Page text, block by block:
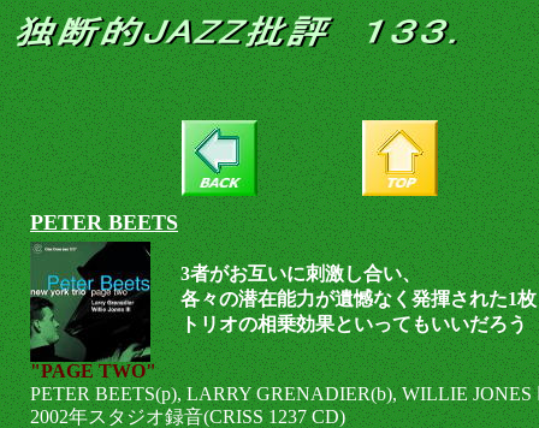
3者がお互いに刺激し合い、
各々の潜在能力が遺憾なく発揮された1枚
トリオの相乗効果といってもいいだろう
"PAGE TWO"
PETER BEETS(p), LARRY GRENADIER(b), WILLIE JONES
2002年スタジオ録音(CRISS 1237 CD)
PETER BEETS